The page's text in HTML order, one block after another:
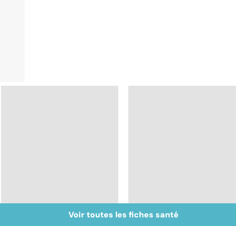
Un rhume, ça se
Bien respirer grâce
Voir toutes les fiches santé